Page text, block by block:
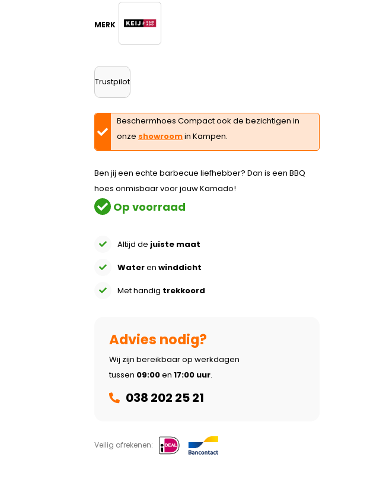
Trustpilot
Beschermhoes Compactook de bezichtigen in
onze showroomin Kampen.
Ben jij een echte barbecue liefhebber? Dan is een BBQ
hoes onmisbaar voor jouw Kamado!
Op voorraad
Altijd de juiste maat
Wateren winddicht
Met handig trekkoord
Advies nodig?
Wij zijn bereikbaar op werkdagen
tussen 09:00en 17:00 uur.
038 202 25 21
Veilig afrekenen: